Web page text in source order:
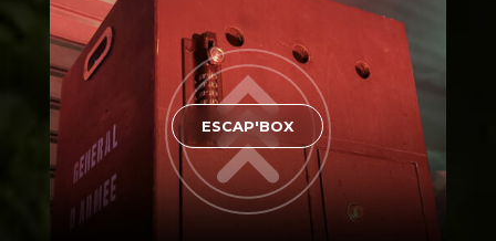
ESCAP'BOX